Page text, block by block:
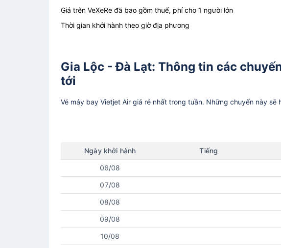
Giá trên VeXeRe đã bao gồm thuế, phí cho 1 người lớn
Thời gian khởi hành theo giờ địa phương
Gia Lộc - Đà Lạt: Thông tin các
tới
Vé máy bay Vietjet Air giá rẻ nhất trong tuần. Những chuyến này sẽ
Ngày khởi hành Tiếng
06/08
07/08
08/08
09/08
10/08